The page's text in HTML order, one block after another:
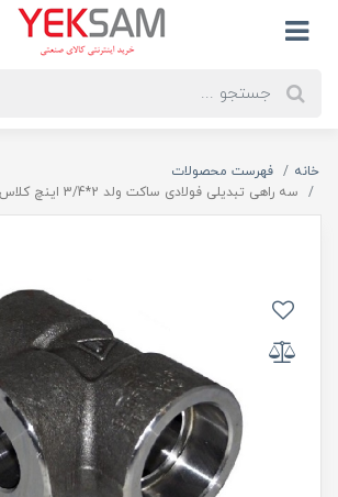
خانه
فهرست محصولات
سه راهی تبدیلی فولادی ساکت ولد 2*3/4 اینچ کلاس 3000 T تایوان